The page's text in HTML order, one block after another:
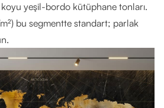
yeşil-bordo kütüphane tonları.
bu segmentte standart; parlak